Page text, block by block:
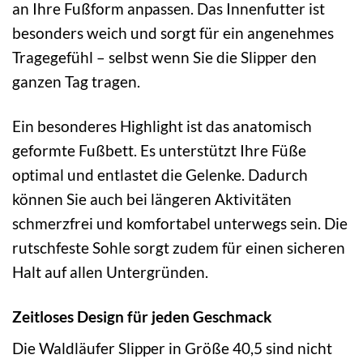
an Ihre Fußform anpassen. Das Innenfutter ist
besonders weich und sorgt für ein angenehmes
Tragegefühl – selbst wenn Sie die Slipper den
ganzen Tag tragen.
Ein besonderes Highlight ist das anatomisch
geformte Fußbett. Es unterstützt Ihre Füße
optimal und entlastet die Gelenke. Dadurch
können Sie auch bei längeren Aktivitäten
schmerzfrei und komfortabel unterwegs sein. Die
rutschfeste Sohle sorgt zudem für einen sicheren
Halt auf allen Untergründen.
Zeitloses Design für jeden Geschmack
Die Waldläufer Slipper in Größe 40,5 sind nicht